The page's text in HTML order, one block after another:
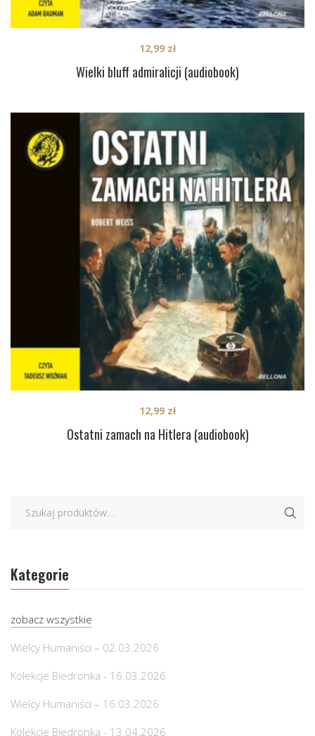
Wielki bluff admiralicji (audiobook)
12,99 zł
Ostatni zamach na Hitlera (audiobook)
12,99 zł
Kategorie
zobacz wszystkie
Wielcy Humaniści – 02.03.2026
Kolekcje Biedronka - 16.03.2026
Wielcy Humaniści – 16.03.2026
Kolekcje Biedronka - 13.04.2026